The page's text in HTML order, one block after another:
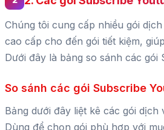
2. Các gói Subscribe
Chúng tôi cung cấp nhiều gói
cao cấp cho đến gói tiết kiệm,
Dưới đây là bảng so sánh các
So sánh các gói Subscribe
Bảng dưới đây liệt kê các gói